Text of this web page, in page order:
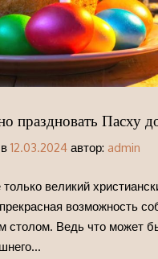
праздновать Пасху
12.03.2024 автор: admin
великий
возможность
столом. Ведь что может